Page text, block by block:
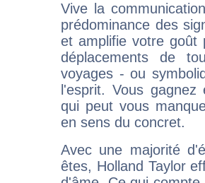
Vive la
prédominance des
et amplifie votre goût
déplacements de
voyages - ou
l'esprit. Vous
qui peut vous
en sens du concret.
Avec une majorité
êtes, Holland Taylor